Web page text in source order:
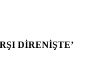
DİRENİŞTE’